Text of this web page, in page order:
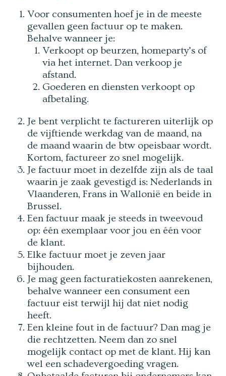
Voor consumenten hoef je in de meeste
gevallen geen factuur op te maken.
Behalve wanneer je:
Verkoopt op beurzen, homeparty’s of
via het internet. Dan verkoop je
afstand.
Goederen en diensten verkoopt op
afbetaling.
Je bent verplicht te factureren uiterlijk op
de vijftiende werkdag van de maand, na
de maand waarin de btw opeisbaar wordt.
Kortom, factureer zo snel mogelijk.
Je factuur moet in dezelfde zijn als de taal
waarin je zaak gevestigd is: Nederlands in
Vlaanderen, Frans in Wallonië en beide in
Brussel.
Een factuur maak je steeds in tweevoud
op: één exemplaar voor jou en één voor
de klant.
Elke factuur moet je zeven jaar
bijhouden.
Je mag geen facturatiekosten aanrekenen,
behalve wanneer een consument een
factuur eist terwijl hij dat niet nodig
heeft.
Een kleine fout in de factuur? Dan mag je
die rechtzetten. Neem dan zo snel
mogelijk contact op met de klant. Hij kan
wel een schadevergoeding vragen.